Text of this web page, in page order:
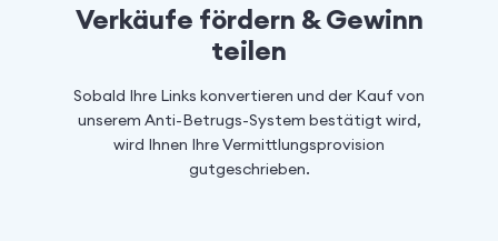
Verkäufe fördern & Gewinn
teilen
Sobald Ihre Links konvertieren und der Kauf von
unserem Anti-Betrugs-System bestätigt wird,
wird Ihnen Ihre Vermittlungsprovision
gutgeschrieben.